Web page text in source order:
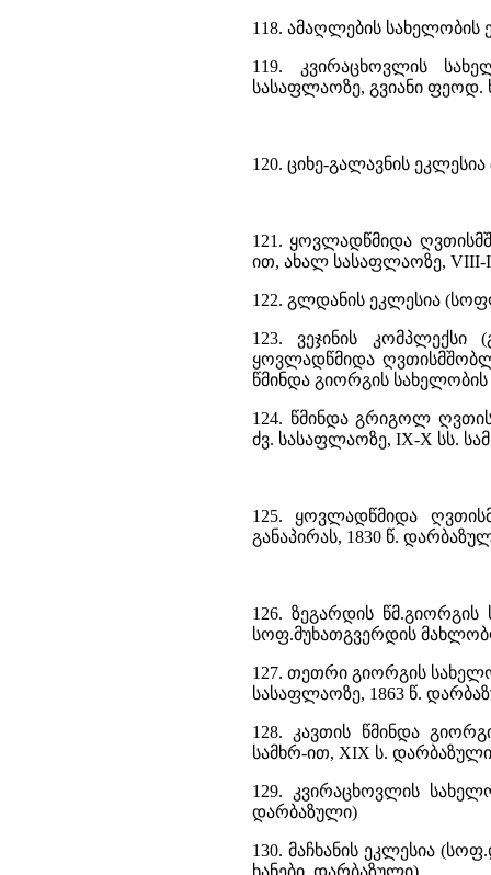
118. ამაღლების სახელობის
119. კვირაცხოვლის
სასაფლაოზე, გვიანი ფეოდ.
120. ციხე-გალავნის
121. ყოვლადწმიდა
ით, ახალ სასაფლაოზე, VIII-
122. გლდანის ეკლესია
123. ვეჯინის
ყოვლადწმიდა
წმინდა გიორგის
124. წმინდა გრიგოლ
ძვ. სასაფლაოზე, IX-X სს.
125. ყოვლადწმიდა
განაპირას, 1830 წ.
126. ზეგარდის
სოფ.მუხათგვერდის
127. თეთრი გიორგის
სასაფლაოზე, 1863 წ.
128. კავთის წმინდა
სამხრ-ით, XIX ს.
129. კვირაცხოვლის
დარბაზული)
130. მაჩხანის ეკლესია
ხანები, დარბაზული)